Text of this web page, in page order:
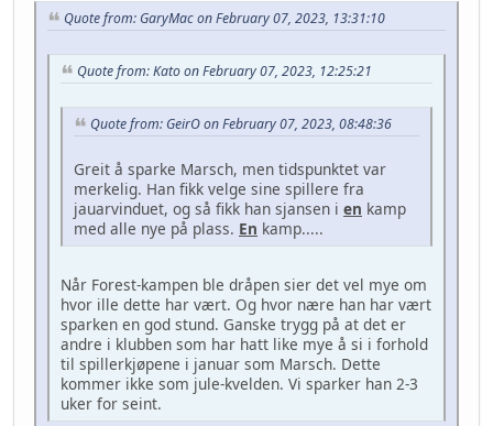
Quote from: GaryMac on February 07, 2023, 13:31:10
Quote from: Kato on February 07, 2023, 12:25:21
Quote from: GeirO on February 07, 2023, 08:48:36
Greit å sparke Marsch, men tidspunktet var
merkelig. Han fikk velge sine spillere fra
jauarvinduet, og så fikk han sjansen i en kamp
med alle nye på plass. En kamp.....
Når Forest-kampen ble dråpen sier det vel mye om
hvor ille dette har vært. Og hvor nære han har vært
sparken en god stund. Ganske trygg på at det er
andre i klubben som har hatt like mye å si i forhold
til spillerkjøpene i januar som Marsch. Dette
kommer ikke som jule-kvelden. Vi sparker han 2-3
uker for seint.